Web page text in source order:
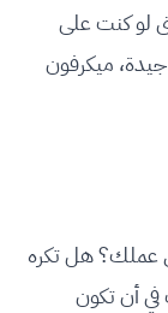
لو كنت على
ميكرفون
عملك؟ هل تكره
في أن تكون